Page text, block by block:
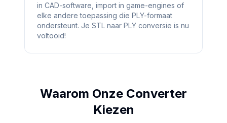
in CAD-software, import in game-engines of
elke andere toepassing die PLY-formaat
ondersteunt. Je STL naar PLY conversie is nu
voltooid!
Waarom Onze Converter
Kiezen